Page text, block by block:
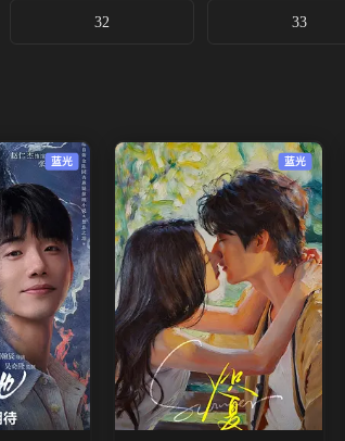
32 33
蓝光 蓝光